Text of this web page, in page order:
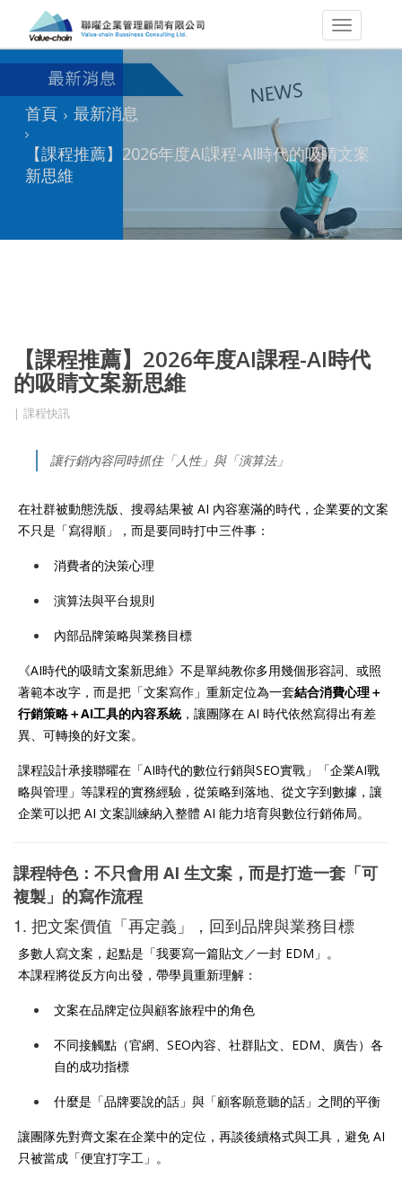
首頁
最新消息
【課程推薦】2026年度AI課程-AI時代的吸睛文案
新思維
【課程推薦】2026年度AI課程-AI時代
的吸睛文案新思維
課程快訊
讓行銷內容同時抓住「人性」與「演算法」
在社群被動態洗版、搜尋結果被 AI 內容塞滿的時代，企業要的文案
不只是「寫得順」，而是要同時打中三件事：
消費者的決策心理
演算法與平台規則
內部品牌策略與業務目標
《AI時代的吸睛文案新思維》不是單純教你多用幾個形容詞、或照
著範本改字，而是把「文案寫作」重新定位為一套結合消費心理＋
行銷策略＋AI工具的內容系統，讓團隊在 AI 時代依然寫得出有差
異、可轉換的好文案。
課程設計承接聯曜在「AI時代的數位行銷與SEO實戰」「企業AI戰
略與管理」等課程的實務經驗，從策略到落地、從文字到數據，讓
企業可以把 AI 文案訓練納入整體 AI 能力培育與數位行銷佈局。
課程特色：不只會用 AI 生文案，而是打造一套「可
複製」的寫作流程
1. 把文案價值「再定義」，回到品牌與業務目標
多數人寫文案，起點是「我要寫一篇貼文／一封 EDM」。
本課程將從反方向出發，帶學員重新理解：
文案在品牌定位與顧客旅程中的角色
不同接觸點（官網、SEO內容、社群貼文、EDM、廣告）各
自的成功指標
什麼是「品牌要說的話」與「顧客願意聽的話」之間的平衡
讓團隊先對齊文案在企業中的定位，再談後續格式與工具，避免 AI
只被當成「便宜打字工」。